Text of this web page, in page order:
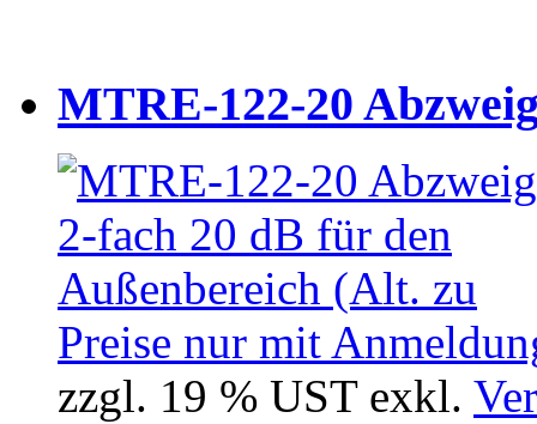
MTRE-122-20
Preise nur mit
zzgl. 19 % UST exkl.